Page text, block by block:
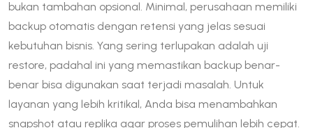
bukan tambahan opsional. Minimal, perusahaan memiliki
backup otomatis dengan retensi yang jelas sesuai
kebutuhan bisnis. Yang sering terlupakan adalah uji
restore, padahal ini yang memastikan backup benar-
benar bisa digunakan saat terjadi masalah. Untuk
layanan yang lebih kritikal, Anda bisa menambahkan
snapshot atau replika agar proses pemulihan lebih cepat.